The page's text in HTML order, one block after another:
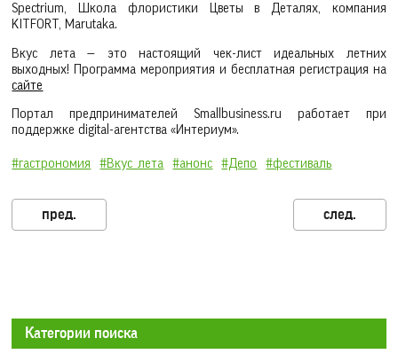
Spectrium, Школа флористики Цветы в Деталях, компания
KITFORT, Marutaka.
Вкус лета — это настоящий чек-лист идеальных летних
выходных! Программа мероприятия и бесплатная регистрация на
сайте
Портал предпринимателей Smallbusiness.ru работает при
поддержке digital-агентства «Интериум».
#гастрономия #Вкус_лета #анонс #Депо #фестиваль
Категории поиска